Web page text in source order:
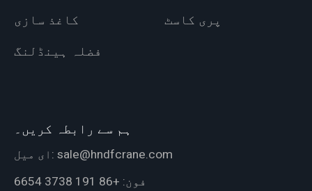
کاغذ سازی
پری کاسٹ
فضلہ ہینڈلنگ
ہم سے رابطہ کریں۔
ای میل: sale@hndfcrane.com
فون: +86 191 3738 6654